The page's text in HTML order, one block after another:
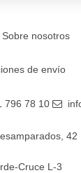
Sobre nosotros
de envío
796 78 10
42
Cruce L-3